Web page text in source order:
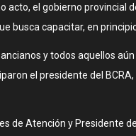
el gobierno provincial
busca capacitar, en
y todos aquellos
el presidente del
de Atención y Presidente